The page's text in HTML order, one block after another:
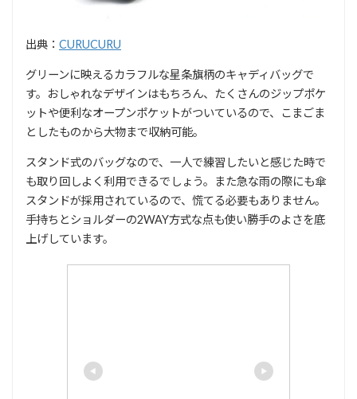
出典： CURUCURU
グリーンに映えるカラフルな星条旗柄のキャディバッグで
す。おしゃれなデザインはもちろん、たくさんのジップポケ
ットや便利なオープンポケットがついているので、こまごま
としたものから大物まで収納可能。
スタンド式のバッグなので、一人で練習したいと感じた時で
も取り回しよく利用できるでしょう。また急な雨の際にも傘
スタンドが採用されているので、慌てる必要もありません。
手持ちとショルダーの2WAY方式な点も使い勝手のよさを底
上げしています。